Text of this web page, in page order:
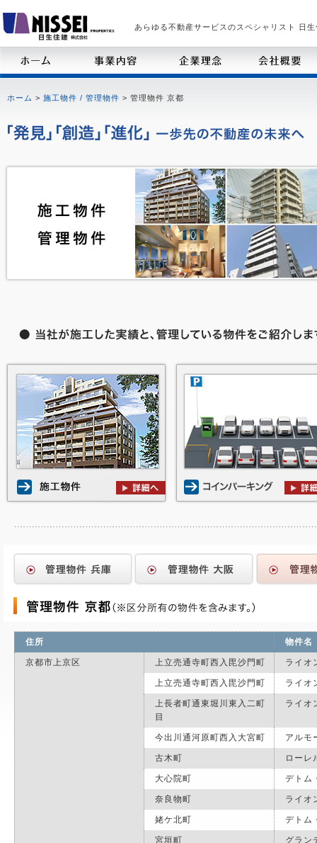
あらゆる不動産サービスのスペシャリスト 日
ホーム > 施工物件 / 管理物件 > 管理物件 京都
住所 物件名
京都市上京区 上立売通寺町西入毘沙門町 ライオ
上立売通寺町西入毘沙門町 ライオ
上長者町通東堀川東入二町
目
ライオ
今出川通河原町西入大宮町 アルモ
古木町 ローレ
大心院町 デトム
奈良物町 ライオ
姥ケ北町 デトム
宮垣町 グラン